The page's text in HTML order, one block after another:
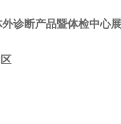
诊断产品暨体检中心展
区